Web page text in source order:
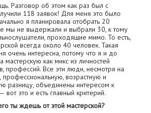
Разговор об этом как раз был с
118 заявок! Для меня это было
я планировала отобрать 20
мы не выдержали и выбрали 30, к тому
проходящие мимо. То есть,
всегда около 40 человек. Такая
очень интересна, потому что я и до
мастерскую как микс из личностей
профессий. Все эти люди, несмотря на
профессиональную, возрастную и
разницу, объединены интересом к
вот это и есть главный критерий.
ты ждешь от этой мастерской?